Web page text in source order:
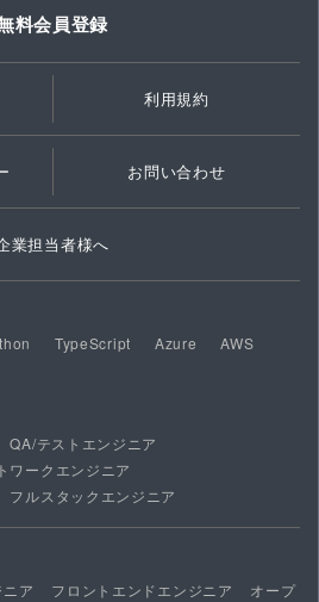
料会員登録
利用規約
お問い合わせ
業担当者様へ
TypeScript Azure
AWS
QA/テストエンジニア
ワークエンジニア
フルスタックエンジニア
ア フロントエンドエンジニア
オープ